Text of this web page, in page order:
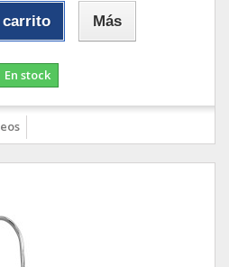
carrito Más
En stock